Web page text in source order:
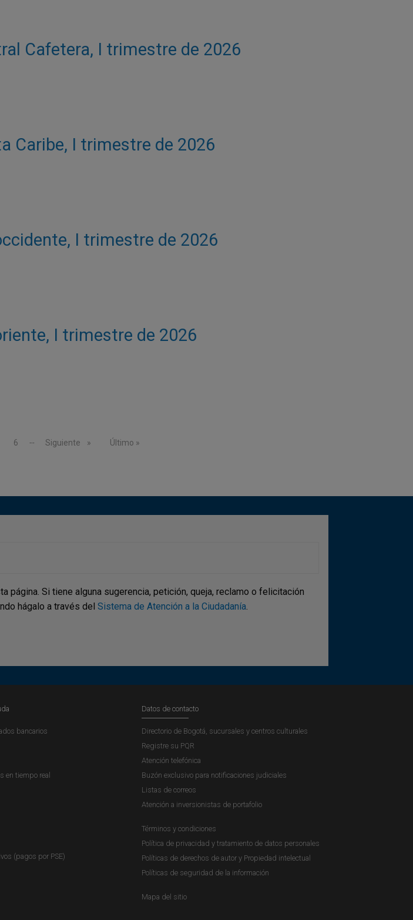
Cafetera, I trimestre de 2026
Caribe, I trimestre de 2026
I trimestre de 2026
I trimestre de 2026
Page
6 Siguiente página
Siguiente Última página
Último »
Si tiene alguna sugerencia, petición, queja, reclamo o felicitación
hágalo a través del Sistema de Atención a la Ciudadanía.
bancarios
en tiempo real
(pagos por PSE)
Datos de contacto
Directorio de Bogotá, sucursales y centros culturales
Registre su PQR
Atención telefónica
Buzón exclusivo para notificaciones judiciales
Listas de correos
Atención a inversionistas de portafolio
Términos y condiciones
Política de privacidad y tratamiento de datos personales
Políticas de derechos de autor y Propiedad intelectual
Políticas de seguridad de la información
Mapa del sitio